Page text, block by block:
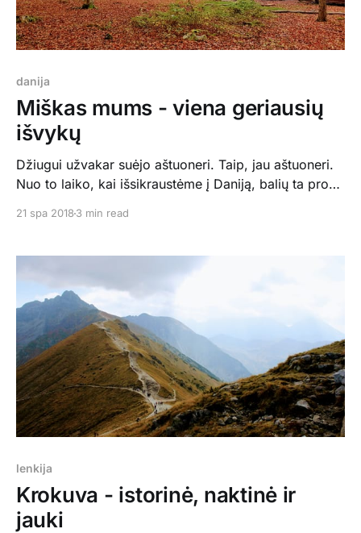
danija
Miškas mums - viena geriausių
išvykų
Džiugui užvakar suėjo aštuoneri. Taip, jau aštuoneri.
Nuo to laiko, kai išsikraustėme į Daniją, balių ta proga
Lietuvoje. Tad tradiciškai šiomis progomis
Danijoje, kur vaikams būtų smagumėlis. Džiugas pusę
metų kalbėjo apie kelionę į Bilundą,
21 spa 2018 3 min read
lenkija
Krokuva - istorinė, naktinė ir
jauki